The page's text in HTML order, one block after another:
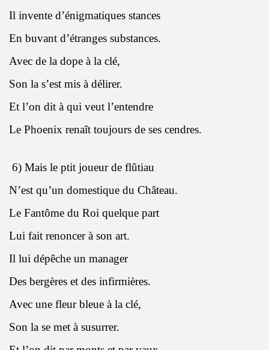
Il invente d’énigmatiques stances
En buvant d’étranges substances.
Avec de la dope à la clé,
Son la s’est mis à délirer.
Et l’on dit à qui veut l’entendre
Le Phoenix renaît toujours de ses cendres.
6) Mais le ptit joueur de flûtiau
N’est qu’un domestique du Château.
Le Fantôme du Roi quelque part
Lui fait renoncer à son art.
Il lui dépêche un manager
Des bergères et des infirmières.
Avec une fleur bleue à la clé,
Son la se met à susurrer.